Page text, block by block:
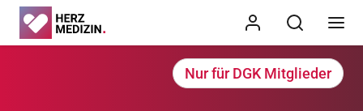
Nur für DGK Mitglieder